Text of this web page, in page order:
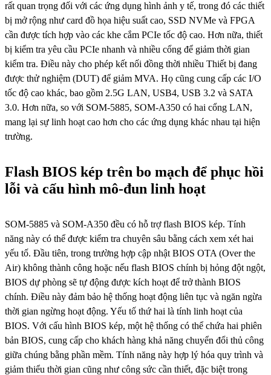
rất quan trọng đối với các ứng dụng hình ảnh y tế, trong đó các thiết
bị mở rộng như card đồ họa hiệu suất cao, SSD NVMe và FPGA
cần được tích hợp vào các khe cắm PCIe tốc độ cao. Hơn nữa, thiết
bị kiểm tra yêu cầu PCIe nhanh và nhiều cổng để giảm thời gian
kiểm tra. Điều này cho phép kết nối đồng thời nhiều Thiết bị đang
được thử nghiệm (DUT) để giảm MVA. Họ cũng cung cấp các I/O
tốc độ cao khác, bao gồm 2.5G LAN, USB4, USB 3.2 và SATA
3.0. Hơn nữa, so với SOM-5885, SOM-A350 có hai cổng LAN,
mang lại sự linh hoạt cao hơn cho các ứng dụng khác nhau tại hiện
trường.
Flash BIOS kép trên bo mạch để phục hồi
lỗi và cấu hình mô-đun linh hoạt
SOM-5885 và SOM-A350 đều có hỗ trợ flash BIOS kép. Tính
năng này có thể được kiểm tra chuyên sâu bằng cách xem xét hai
yếu tố. Đầu tiên, trong trường hợp cập nhật BIOS OTA (Over the
Air) không thành công hoặc nếu flash BIOS chính bị hỏng đột ngột,
BIOS dự phòng sẽ tự động được kích hoạt để trở thành BIOS
chính. Điều này đảm bảo hệ thống hoạt động liên tục và ngăn ngừa
thời gian ngừng hoạt động. Yếu tố thứ hai là tính linh hoạt của
BIOS. Với cấu hình BIOS kép, một hệ thống có thể chứa hai phiên
bản BIOS, cung cấp cho khách hàng khả năng chuyển đổi thủ công
giữa chúng bằng phần mềm. Tính năng này hợp lý hóa quy trình và
giảm thiểu thời gian cũng như công sức cần thiết, đặc biệt trong